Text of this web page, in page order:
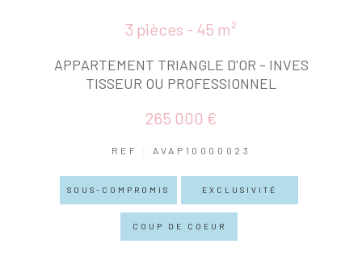
3 pièces - 45 m²
APPARTEMENT TRIANGLE D'OR - INVES
TISSEUR OU PROFESSIONNEL
265 000 €
REF : AVAP10000023
SOUS-COMPROMIS EXCLUSIVITÉ
COUP DE COEUR